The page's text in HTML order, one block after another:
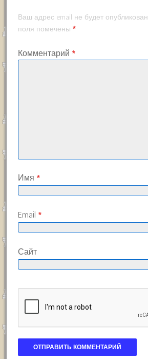
Ваш адрес email не будет опубликован.
поля помечены *
Комментарий *
Имя *
Email *
Сайт